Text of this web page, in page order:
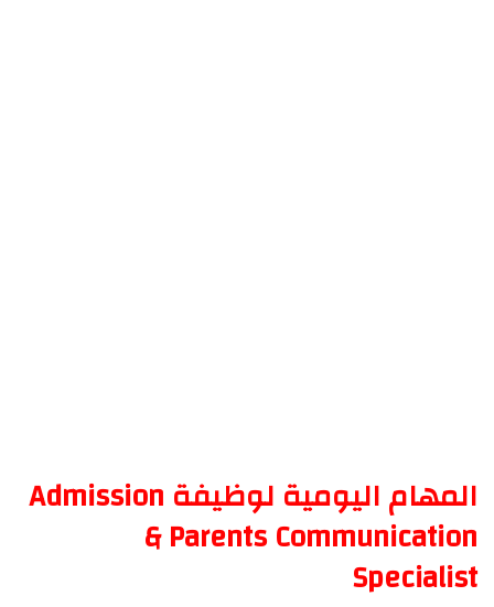
المهام اليومية لوظيفة Admission
& Parents Communication
Specialist